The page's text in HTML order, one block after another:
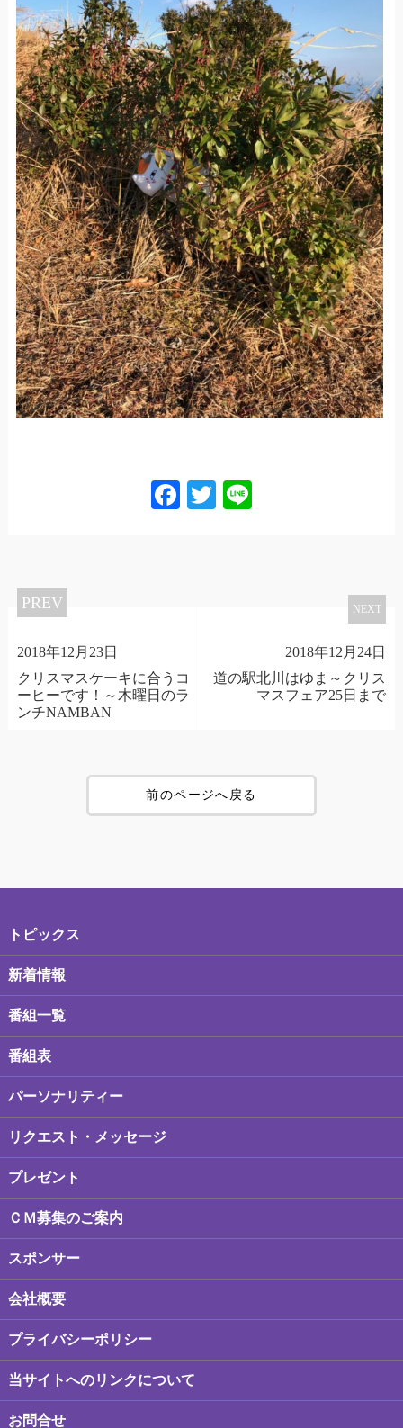
Facebook
Twitter
PREV
2018年12月23日
クリスマスケーキに合うコ
ーヒーです！～木曜日のラ
ンチNAMBAN
NEXT
2018年12月24日
道の駅北川はゆま～クリス
マスフェア25日まで
前のページへ戻る
トピックス
新着情報
番組一覧
番組表
パーソナリティー
リクエスト・メッセージ
プレゼント
ＣＭ募集のご案内
スポンサー
会社概要
プライバシーポリシー
当サイトへのリンクについて
お問合せ